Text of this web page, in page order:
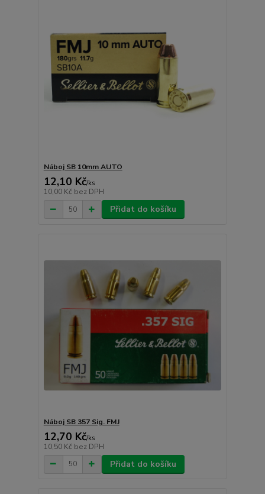
Náboj SB 10mm AUTO
12,10 Kč/ks
10,00 Kč bez DPH
Přidat do košíku
Náboj SB 357 Sig. FMJ
12,70 Kč/ks
10,50 Kč bez DPH
Přidat do košíku